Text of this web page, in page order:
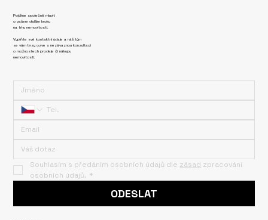
Souhlasím s předáním osobních údajů dle zásad zpracování
osobních údajů. *
ODESLAT
Pojďme společně mluvit
o vašem dalším kroku
na trhu nemovitostí.
Vyplňte své kontaktní údaje a náš tým
se vám brzy ozve s nezávaznou konzultací
o možnostech prodeje či nákupu
nemovitosti.